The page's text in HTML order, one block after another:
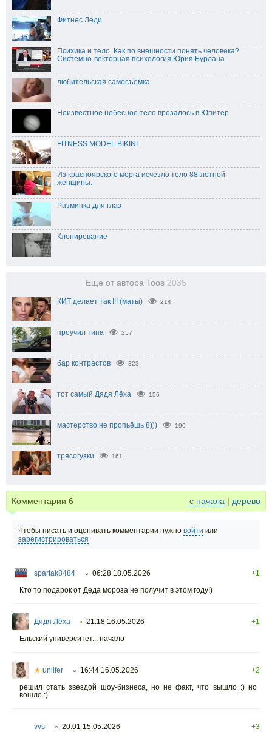
Фитнес Леди
Психика и тело. Как по внешности понять человека?
Системно-векторная психология Юрия Бурлана
любительская самосъёмка
Неизвестное небесное тело врезалось в Юпитер
FITNESS MODEL BIKINI
Из красноярского морга исчезло тело 88-летней
женщины.
Разминка для глаз
Клонирование
Еще от автора Toos 2035
КИТ делает так !!! (маты) 214
проучил типа 257
бар контрастов 323
тот самый Дядя Лёха 156
мастерство не пропьёшь 8))) 190
трясогузки 161
Комментарии 6 с начала | дерево
Чтобы писать и оценивать комментарии нужно войти или
зарегистрироваться
spartak8484 ○ 06:28 18.05.2026
+1
Кто то подарок от Деда мороза не получит в этом году!)
Дядя Лёха • 21:18 16.05.2026
+1
Ельский университет... начало
★ unlifer ○ 16:44 16.05.2026
+2
решил стать звездой шоу-бизнеса, но не факт, что вышло :) но
вошло :)
vvs ○ 20:01 15.05.2026
+3